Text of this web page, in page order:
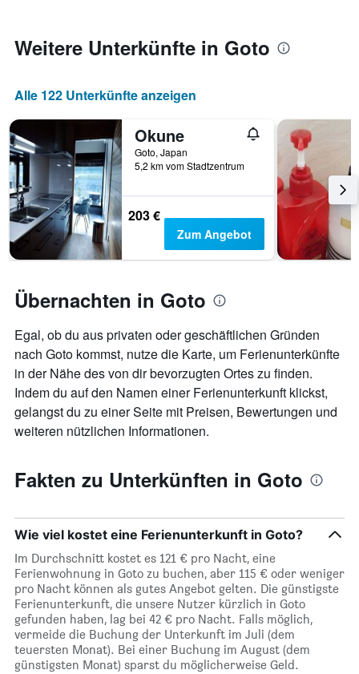
Weitere Unterkünfte in Goto
Alle 122 Unterkünfte anzeigen
Okune
Goto, Japan
5,2 km vom Stadtzentrum
203 €
Zum Angebot
Übernachten in Goto
Egal, ob du aus privaten oder geschäftlichen Gründen
nach Goto kommst, nutze die Karte, um Ferienunterkünfte
in der Nähe des von dir bevorzugten Ortes zu finden.
Indem du auf den Namen einer Ferienunterkunft klickst,
gelangst du zu einer Seite mit Preisen, Bewertungen und
weiteren nützlichen Informationen.
Fakten zu Unterkünften in Goto
Wie viel kostet eine Ferienunterkunft in Goto?
Im Durchschnitt kostet es 121 € pro Nacht, eine
Ferienwohnung in Goto zu buchen, aber 115 € oder weniger
pro Nacht können als gutes Angebot gelten. Die günstigste
Ferienunterkunft, die unsere Nutzer kürzlich in Goto
gefunden haben, lag bei 42 € pro Nacht. Falls möglich,
vermeide die Buchung der Unterkunft im Juli (dem
teuersten Monat). Bei einer Buchung im August (dem
günstigsten Monat) sparst du möglicherweise Geld.